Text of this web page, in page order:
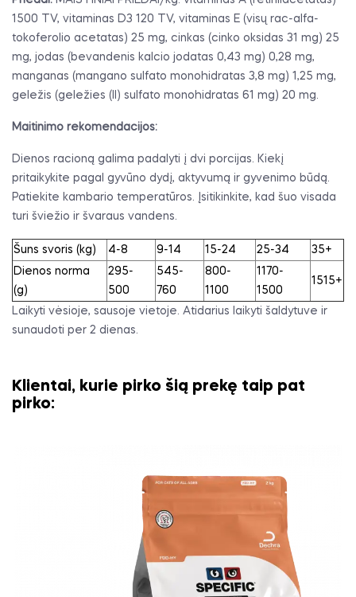
1500 TV, vitaminas D3 120 TV, vitaminas E (visų rac-alfa-
tokoferolio acetatas) 25 mg, cinkas (cinko oksidas 31 mg) 25
mg, jodas (bevandenis kalcio jodatas 0,43 mg) 0,28 mg,
manganas (mangano sulfato monohidratas 3,8 mg) 1,25 mg,
geležis (geležies (II) sulfato monohidratas 61 mg) 20 mg.
Maitinimo rekomendacijos:
Dienos racioną galima padalyti į dvi porcijas. Kiekį
pritaikykite pagal gyvūno dydį, aktyvumą ir gyvenimo būdą.
Patiekite kambario temperatūros. Įsitikinkite, kad šuo visada
turi šviežio ir švaraus vandens.
Šuns svoris (kg) 4-8 9-14 15-24 25-34
35+
Dienos norma
(g)
295-
500
545-
760
800-
1100
1170-
1500
1515+
Laikyti vėsioje, sausoje vietoje. Atidarius laikyti šaldytuve ir
sunaudoti per 2 dienas.
Klientai, kurie pirko šią prekę taip pat
pirko: